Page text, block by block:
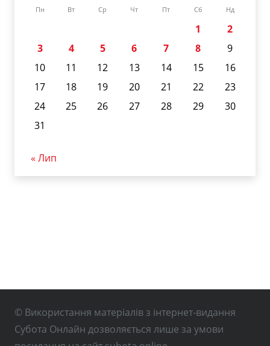
Пн Вт Ср Чт Пт Сб Нд
1
2
3
4 5 6 7 8
9
10
11 12 13 14 15
16
17
18 19 20 21 22
23
24
25 26 27 28 29
30
31
« Лип
© Використання матеріалів з інтернет-видання
Субота Онлайн дозволяється лише за умови